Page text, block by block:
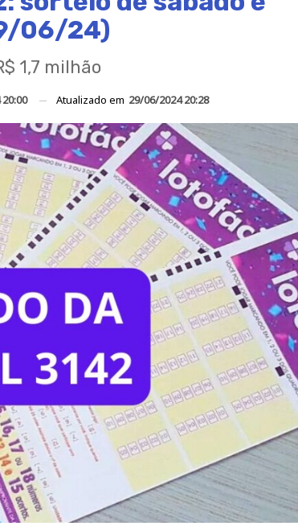
06/24)
1,7 milhão
Atualizado em 29/06/2024 20:28